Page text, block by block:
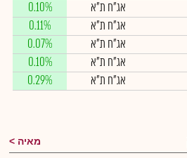
אג"ח ת"א
0.10%
אג"ח ת"א
0.11%
אג"ח ת"א
0.07%
אג"ח ת"א
0.10%
אג"ח ת"א 0.29%
מאיה